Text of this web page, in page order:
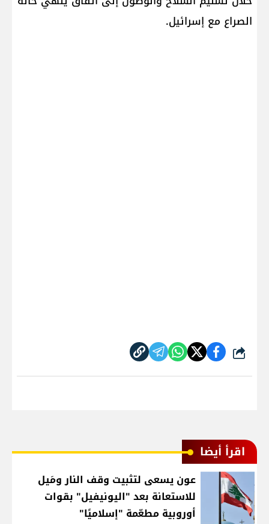
الصراع مع إسرائيل.
شارك
اقرأ أيضا
عون يسعى لتثبيت وقف النار ومَيل
للاستعانة بعد "اليونيفيل" بقوات
أوروبية مطعّمة "إسلاميًا"